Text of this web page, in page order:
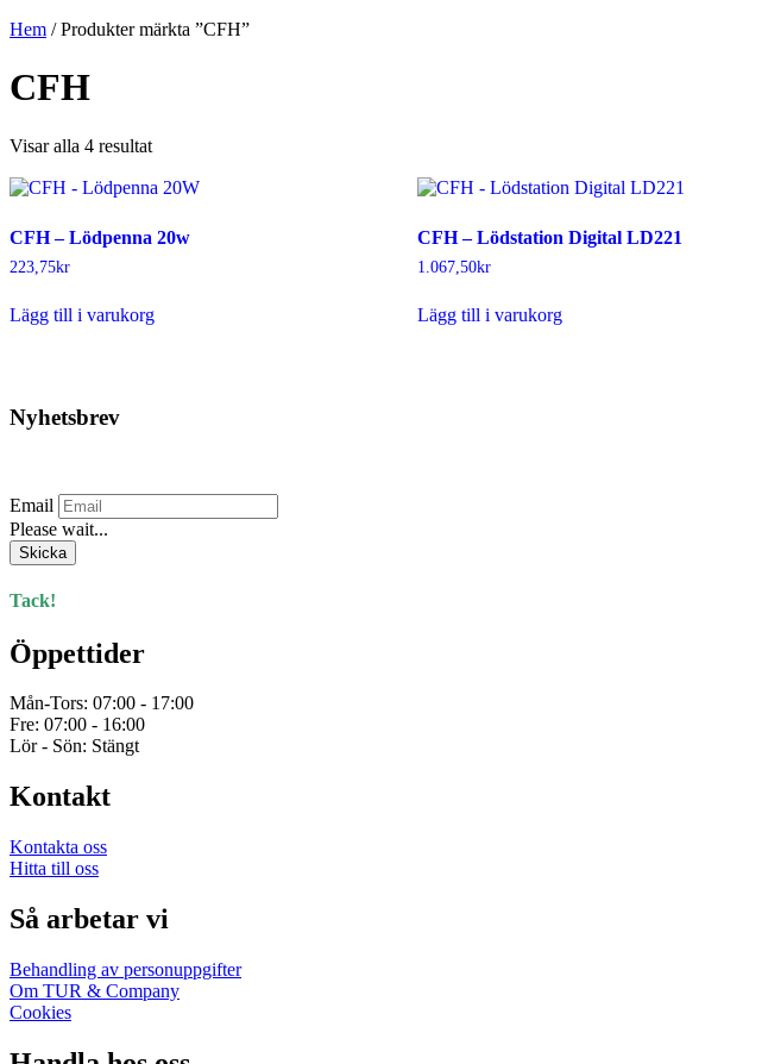
Hem / Produkter märkta ”CFH”
CFH
Visar alla 4 resultatSortera
senaste
CFH – Lödpenna 20w
223,75kr
Lägg till i varukorg
CFH – Lödstation Digital LD221
1.067,50kr
Lägg till i varukorg
Nyhetsbrev
Email
Please wait...
Skicka
Tack!
Öppettider
Mån-Tors: 07:00 - 17:00
Fre: 07:00 - 16:00
Lör - Sön: Stängt
Kontakt
Kontakta oss
Hitta till oss
Så arbetar vi
Behandling av personuppgifter
Om TUR & Company
Cookies